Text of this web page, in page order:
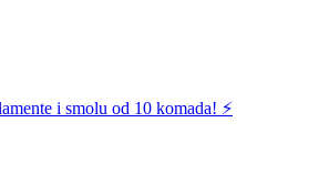
i smolu od 10 komada! ⚡️